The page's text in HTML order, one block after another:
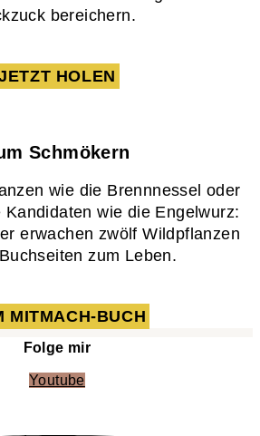
bereichern.
HOLEN
Schmökern
wie die Brennnessel oder
Kandidaten wie die Engelwurz:
erwachen zwölf Wildpflanzen
zum Leben.
MITMACH-BUCH
Folge mir
Youtube